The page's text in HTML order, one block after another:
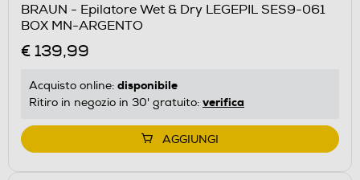
BRAUN - Epilatore Wet & Dry LEGEPIL SES9-061
BOX MN-ARGENTO
€ 139,99
Acquisto online: disponibile
Ritiro in negozio in 30' gratuito: verifica
AGGIUNGI